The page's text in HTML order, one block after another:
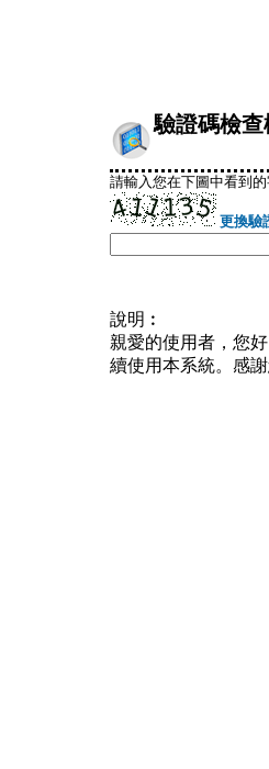
驗證碼檢查
請輸入您在下圖中看到
更換驗
說明︰
親愛的使用者，您
續使用本系統。感謝